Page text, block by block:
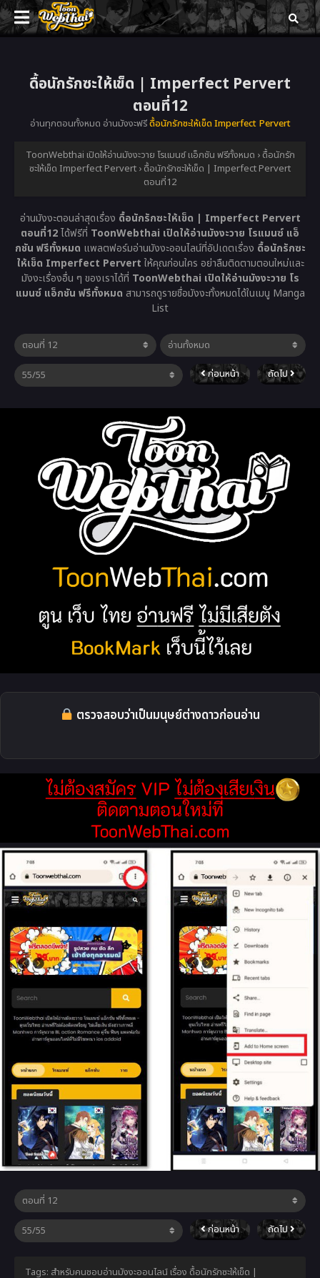
ดื้อนักรักซะให้เข็ด | Imperfect Pervert
ตอนที่12
อ่านทุกตอนทั้งหมด อ่านมังงะฟรีดื้อนักรักซะให้เข็ด Imperfect Pervert
ToonWebthai เปิดให้อ่านมังงะวาย โรแมนซ์ แอ็กชัน ฟรีทั้งหมด › ดื้อนักรัก
ซะให้เข็ด Imperfect Pervert › ดื้อนักรักซะให้เข็ด | Imperfect Pervert
ตอนที่12
อ่านมังงะตอนล่าสุดเรื่อง ดื้อนักรักซะให้เข็ด | Imperfect Pervert
ตอนที่12ได้ฟรีที่ ToonWebthai เปิดให้อ่านมังงะวาย โรแมนซ์ แอ็
กชัน ฟรีทั้งหมด แพลตฟอร์มอ่านมังงะออนไลน์ที่อัปเดตเรื่อง ดื้อนักรักซะ
ให้เข็ด Imperfect Pervert ให้คุณก่อนใคร อย่าลืมติดตามตอนใหม่และ
มังงะเรื่องอื่น ๆ ของเราได้ที่ ToonWebthai เปิดให้อ่านมังงะวาย โร
แมนซ์ แอ็กชัน ฟรีทั้งหมด สามารถดูรายชื่อมังงะทั้งหมดได้ในเมนู Manga
List
ก่อนหน้า ถัดไป
ตรวจสอบว่าเป็นมนุษย์ต่างดาวก่อนอ่าน
ก่อนหน้า ถัดไป
Tags: สำหรับคนชอบอ่านมังงะออนไลน์ เรื่อง ดื้อนักรักซะให้เข็ด |